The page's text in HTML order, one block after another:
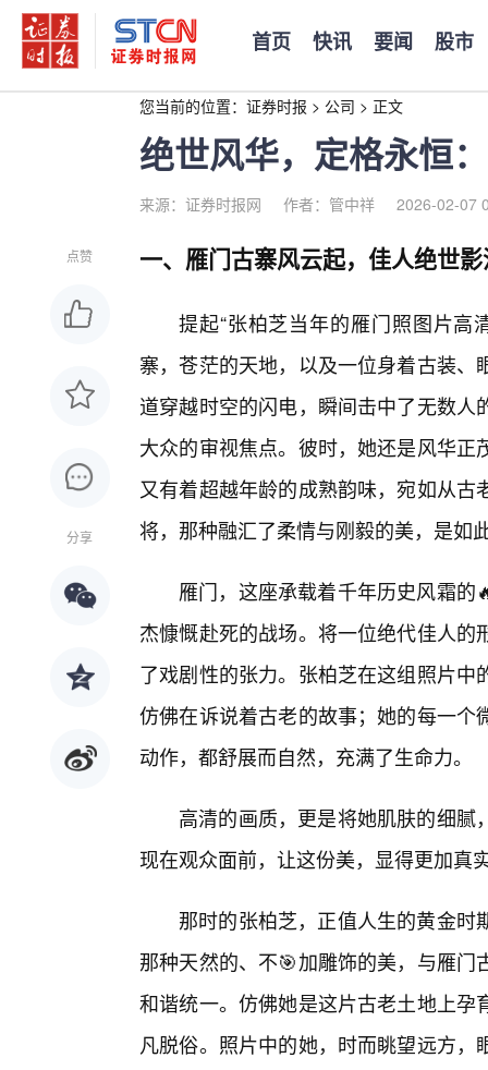
首页 快讯 要闻 股市
您当前的位置： 证券时报 > 公司 > 正文
绝世风华，定格永恒
来源：证券时报网 作者：管中祥 2026-02-07
点赞
分享
一、雁门古寨风云起，佳人绝世
提起“张柏芝当年的雁门照图片高
寨，苍茫的天地，以及一位身着古装
道穿越时空的闪电，瞬间击中了无数
大众的审视焦点。彼时，她还是风华
又有着超越年龄的成熟韵味，宛如从
将，那种融汇了柔情与刚毅的美，是如
雁门，这座承载着千年历史风霜
杰慷慨赴死的战场。将一位绝代佳人
了戏剧性的张力。张柏芝在这组照片
仿佛在诉说着古老的故事；她的每一
动作，都舒展而自然，充满了生命力。
高清的画质，更是将她肌肤的细
现在观众面前，让这份美，显得更加真
那时的张柏芝，正值人生的黄金
那种天然的、不🎯加雕饰的美，与雁
和谐统一。仿佛她是这片古老土地上
凡脱俗。照片中的她，时而眺望远方